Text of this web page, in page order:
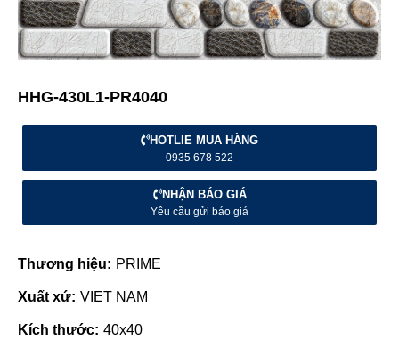
HHG-430L1-PR4040
HOTLIE MUA HÀNG
0935 678 522
NHẬN BÁO GIÁ
Yêu cầu gửi báo giá
Thương hiệu: PRIME
Xuất xứ: VIET NAM
Kích thước: 40x40